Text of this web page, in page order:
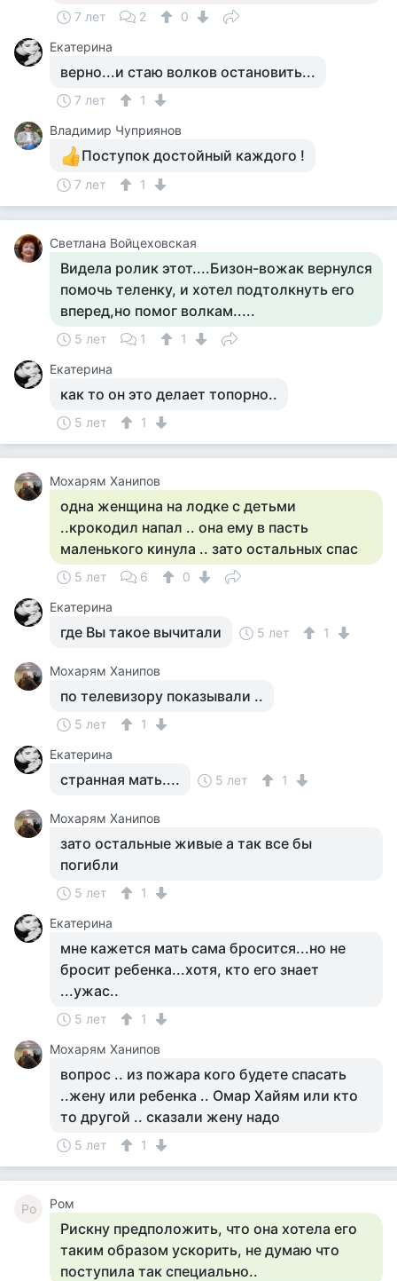
7 лет 2
0
Екатерина
верно...и стаю волков остановить...
7 лет
1
Владимир Чуприянов
Поступок достойный каждого !
7 лет 1
Светлана Войцеховская
Видела ролик этот....Бизон-вожак вернулся
помочь теленку, и хотел подтолкнуть его
вперед,но помог волкам.....
5 лет 1
1
Екатерина
как то он это делает топорно..
5 лет 1
Мохарям Ханипов
одна женщина на лодке с детьми
..крокодил напал .. она ему в пасть
маленького кинула .. зато остальных спас
5 лет 6
0
Екатерина
где Вы такое вычитали 5 лет 1
Мохарям Ханипов
по телевизору показывали ..
5 лет
1
Екатерина
странная мать.... 5 лет 1
Мохарям Ханипов
зато остальные живые а так все бы
погибли
5 лет
1
Екатерина
мне кажется мать сама бросится...но не
бросит ребенка...хотя, кто его знает
...ужас..
5 лет
1
Мохарям Ханипов
вопрос .. из пожара кого будете спасать
..жену или ребенка .. Омар Хайям или кто
то другой .. сказали жену надо
5 лет 1
Ро Ром
Рискну предположить, что она хотела его
таким образом ускорить, не думаю что
поступила так специально..